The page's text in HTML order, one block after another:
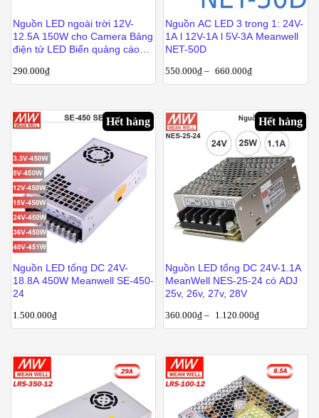
Nguồn LED ngoài trời 12V-
12.5A 150W cho Camera Bảng
điện tử LED Biển quảng cáo
290.000₫
Nguồn AC LED 3 trong 1: 24V-
1A l 12V-1A l 5V-3A Meanwell
NET-50D
550.000₫ – 660.000₫
Hết hàng
Nguồn LED tổng DC 24V-
18.8A 450W Meanwell SE-450-
24
1.500.000₫
Hết hàng
Nguồn LED tổng DC 24V-1.1A
MeanWell NES-25-24 có ADJ
25v, 26v, 27v, 28V
360.000₫ – 1.120.000₫